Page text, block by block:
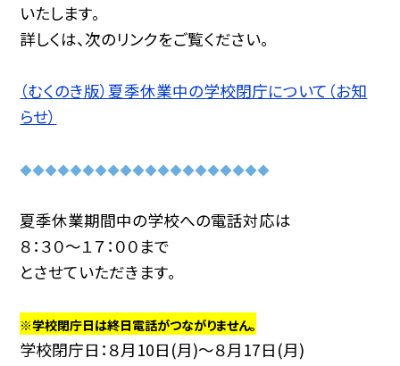
いたします。
詳しくは、次のリンクをご覧ください。
（むくのき版）夏季休業中の学校閉庁について（お知
らせ）
◆◆◆◆◆◆◆◆◆◆◆◆◆◆◆◆◆◆◆◆
夏季休業期間中の学校への電話対応は
８：３０〜１７：００まで
とさせていただきます。
※学校閉庁日は終日電話がつながりません。
学校閉庁日：８月10日(月)～８月17日(月)